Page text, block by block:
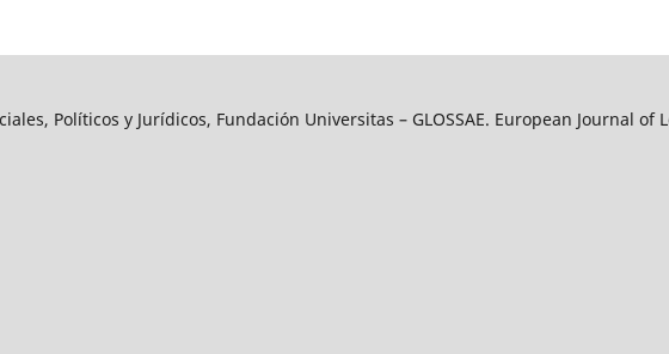
Políticos y Jurídicos, Fundación Universitas – GLOSSAE. European Journal of